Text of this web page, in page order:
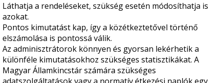
Láthatja a rendeléseket, szükség esetén módosíthatja is
azokat.
Pontos kimutatást kap, így a közétkeztetővel történő
elszámolása is pontossá válik.
Az adminisztrátorok könnyen és gyorsan lekérhetik a
különféle kimutatásokhoz szükséges statisztikákat. A
Magyar Államkincstár számára szükséges